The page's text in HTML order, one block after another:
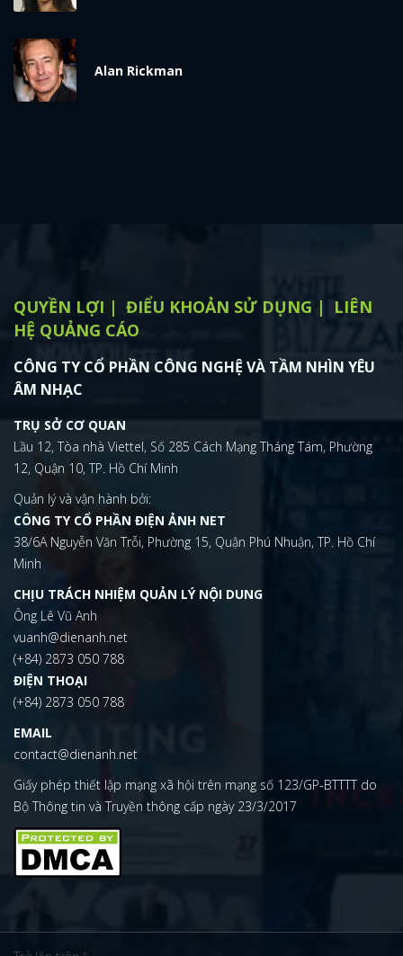
Alan Rickman
QUYỀN LỢI ĐIỂU KHOẢN SỬ DỤNG
LIÊN
HỆ QUẢNG CÁO
CÔNG TY CỔ PHẦN CÔNG NGHỆ VÀ TẦM NHÌN YÊU
ÂM NHẠC
TRỤ SỞ CƠ QUAN
Lầu 12, Tòa nhà Viettel, Số 285 Cách Mạng Tháng Tám, Phường
12, Quận 10, TP. Hồ Chí Minh
Quản lý và vận hành bởi:
CÔNG TY CỔ PHẦN ĐIỆN ẢNH NET
38/6A Nguyễn Văn Trỗi, Phường 15, Quận Phú Nhuận, TP. Hồ Chí
Minh
CHỊU TRÁCH NHIỆM QUẢN LÝ NỘI DUNG
Ông Lê Vũ Anh
vuanh@dienanh.net
(+84) 2873 050 788
ĐIỆN THOẠI
(+84) 2873 050 788
EMAIL
contact@dienanh.net
Giấy phép thiết lập mạng xã hội trên mạng số 123/GP-BTTTT do
Bộ Thông tin và Truyền thông cấp ngày 23/3/2017